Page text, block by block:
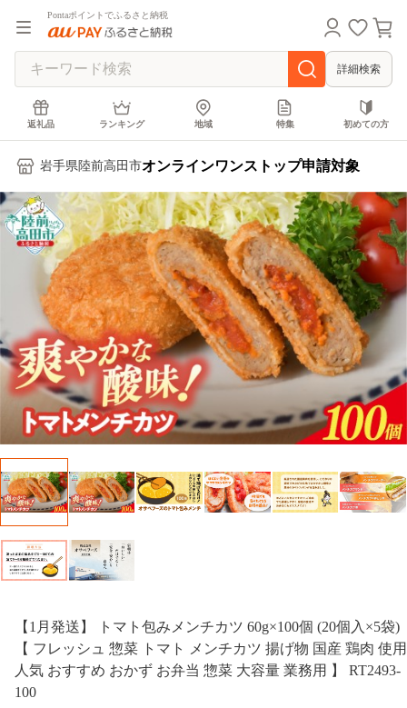
Pontaポイントでふるさと納税
詳細検索
返礼品 ランキング 地域 特集 初めての方
岩手県陸前高田市オンラインワンストップ申請対象
【1月発送】 トマト包みメンチカツ 60g×100個 (20個入×5袋)
【 フレッシュ 惣菜 トマト メンチカツ 揚げ物 国産 鶏肉 使用
人気 おすすめ おかず お弁当 惣菜 大容量 業務用 】 RT2493-
100